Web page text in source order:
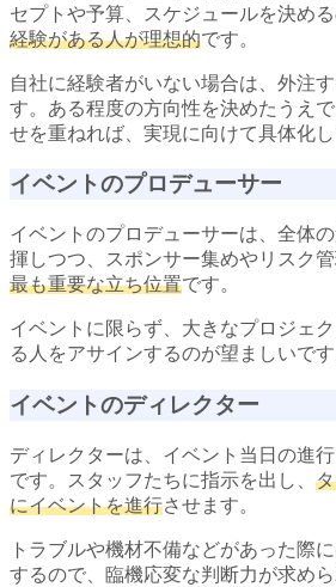
セプトや予算、スケジュールを決める
経験がある人が理想的です。
自社に経験者がいない場合は、外注
す。ある程度の方向性を決めたうえ
せを重ねれば、実現に向けて具体化し
イベントのプロデューサー
イベントのプロデューサーは、全体
揮しつつ、スポンサー集めやリスク管
最も重要な立ち位置です。
イベントに限らず、大きなプロジェ
る人をアサインするのが望ましいです
イベントのディレクター
ディレクターは、イベント当日の進
です。スタッフたちに指示を出し、
にイベントを進行させます。
トラブルや機材不備などがあった際
するので、臨機応変な判断力が求めら